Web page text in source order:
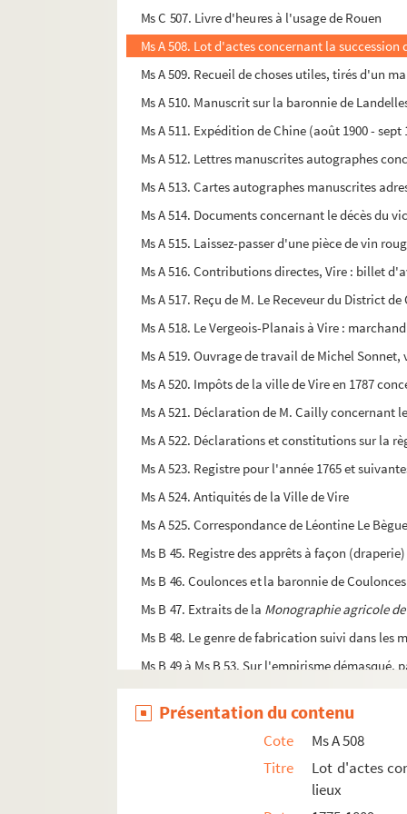
Ms C 507. Livre d'heures à l'usage de Rouen
Ms A 508. Lot d'actes concernant la
Ms A 509. Recueil de choses utiles, tirés d'un
Ms A 510. Manuscrit sur la baronnie de
Ms A 511. Expédition de Chine (août 1900 -
Ms A 512. Lettres manuscrites autographes
Ms A 513. Cartes autographes manuscrites
Ms A 514. Documents concernant le décès du
Ms A 515. Laissez-passer d'une pièce de vin
Ms A 516. Contributions directes, Vire : billet
Ms A 517. Reçu de M. Le Receveur du District
Ms A 518. Le Vergeois-Planais à Vire :
Ms A 519. Ouvrage de travail de Michel
Ms A 520. Impôts de la ville de Vire en 1787
Ms A 521. Déclaration de M. Cailly
Ms A 522. Déclarations et constitutions sur la
Ms A 523. Registre pour l'année 1765 et
Ms A 524. Antiquités de la Ville de Vire
Ms A 525. Correspondance de Léontine Le
Ms B 45. Registre des apprêts à façon
Ms B 46. Coulonces et la baronnie de Coulonces
Ms B 47. Extraits de la Monographie agricole
Ms B 48. Le genre de fabrication suivi dans les
Ms B 49 à Ms B 53. Sur l'empirisme
Ms B 54. Copies des lettres scientifiques de
Ms B 55. Livre de copies des lettres commencé
Ms B 58. Annales historiques de Vire et de son
Ms B 61. Carnet de visites de Léon
Présentation du contenu
Cote
Ms A 508
Titre
Lot d'actes
lieux